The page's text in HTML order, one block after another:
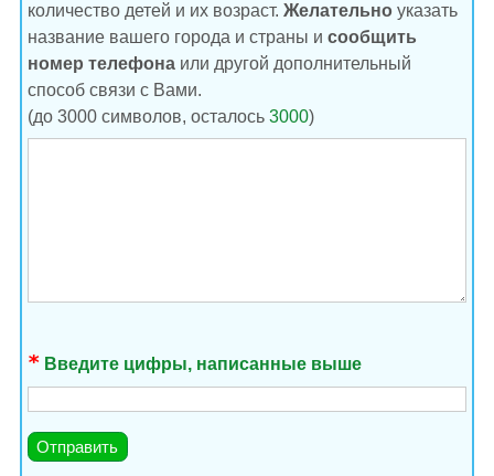
количество детей и их возраст. Желательно указать
название вашего города и страны и сообщить
номер телефона или другой дополнительный
способ связи с Вами.
(до 3000 символов, осталось 3000)
Введите цифры, написанные выше